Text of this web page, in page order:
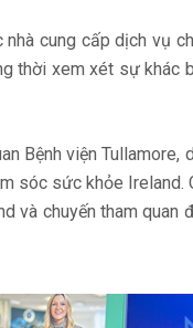
cung cấp dịch vụ
thời xem xét sự
Bệnh viện
sóc sức khỏe
và chuyến tham